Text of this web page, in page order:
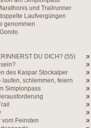
und Trailrunner
Laufvergüngen
genommen
DU DICH? (55)
des Kaspar Stockalper
laufen, schlemmen, feiern
Simplonpass
vom Feinsten